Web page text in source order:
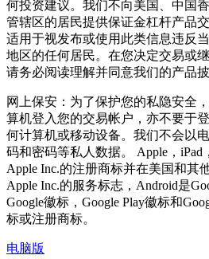
何投资建议。我们不向美国、中国
管辖区的居民提供保证金杠杆产品
适用于视发布或使用此类信息违反
地区的任何居民。在您决定交易或
请务必阅读理解并同意我们的产品
网上保安：为了保护您的私隐安全
算机登入您的交易帐户，亦不要于
何计算机或移动设备。我们不会以
码和密码等私人数据。 Apple，iPad
Apple Inc.的注册商标并在美国和其
Apple Inc.的服务标志，Android是
Google徽标，Google Play徽标和
标或注册商标。
电脑版